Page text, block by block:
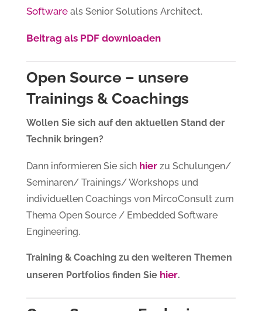
Softwareals Senior Solutions Architect.
Beitrag als PDF downloaden
Open Source – unsere
Trainings & Coachings
Wollen Sie sich auf den aktuellen Stand der
Technik bringen?
Dann informieren Sie sich hier zu Schulungen/
Seminaren/ Trainings/ Workshops und
individuellen Coachings von MircoConsult zum
Thema Open Source / Embedded Software
Engineering.
Training & Coaching zu den weiteren Themen
unseren Portfolios finden Sie hier.